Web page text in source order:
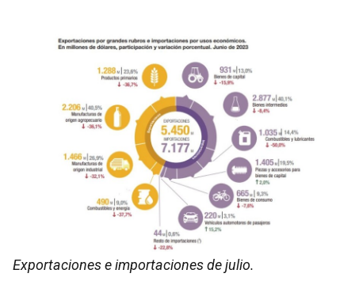
Exportaciones e importaciones de julio.